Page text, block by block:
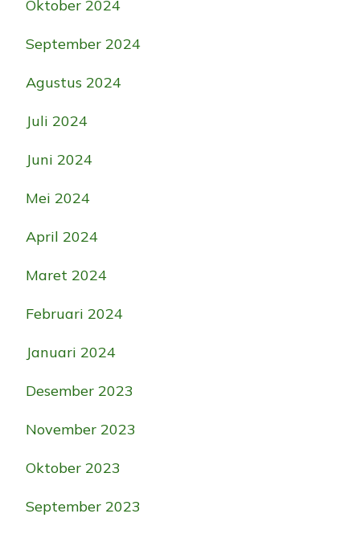
Oktober 2024
September 2024
Agustus 2024
Juli 2024
Juni 2024
Mei 2024
April 2024
Maret 2024
Februari 2024
Januari 2024
Desember 2023
November 2023
Oktober 2023
September 2023